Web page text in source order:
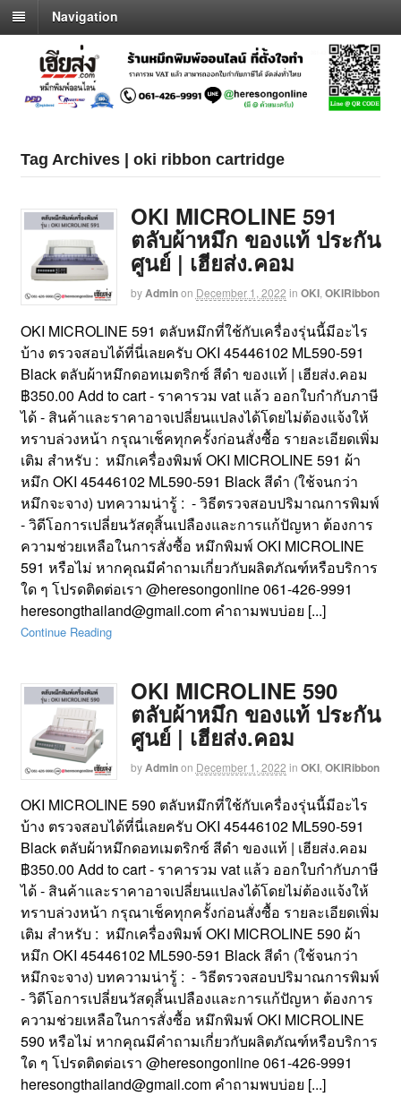
Navigation
Tag Archives | oki ribbon cartridge
OKI MICROLINE 591
ตลับผ้าหมึก ของแท้ ประกัน
ศูนย์ | เฮียส่ง.คอม
byAdminon December 1, 2022 in OKI, OKIRibbon
OKI MICROLINE 591 ตลับหมึกที่ใช้กับเครื่องรุ่นนี้มีอะไร
บ้าง ตรวจสอบได้ที่นี่เลยครับ OKI 45446102 ML590-591
Black ตลับผ้าหมึกดอทเมตริกซ์ สีดำ ของแท้ | เฮียส่ง.คอม
฿350.00 Add to cart - ราคารวม vat แล้ว ออกใบกำกับภาษี
ได้ - สินค้าและราคาอาจเปลี่ยนแปลงได้โดยไม่ต้องแจ้งให้
ทราบล่วงหน้า กรุณาเช็คทุกครั้งก่อนสั่งซื้อ รายละเอียดเพิ่ม
เติม สำหรับ : หมึกเครื่องพิมพ์ OKI MICROLINE 591 ผ้า
หมึก OKI 45446102 ML590-591 Black สีดำ (ใช้จนกว่า
หมึกจะจาง) บทความน่ารู้ : - วิธีตรวจสอบปริมาณการพิมพ์
- วิดีโอการเปลี่ยนวัสดุสิ้นเปลืองและการแก้ปัญหา ต้องการ
ความช่วยเหลือในการสั่งซื้อ หมึกพิมพ์ OKI MICROLINE
591 หรือไม่ หากคุณมีคำถามเกี่ยวกับผลิตภัณฑ์หรือบริการ
ใด ๆ โปรดติดต่อเรา @heresongonline 061-426-9991
heresongthailand@gmail.com คำถามพบบ่อย [...]
Continue Reading
OKI MICROLINE 590
ตลับผ้าหมึก ของแท้ ประกัน
ศูนย์ | เฮียส่ง.คอม
byAdminon December 1, 2022 in OKI, OKIRibbon
OKI MICROLINE 590 ตลับหมึกที่ใช้กับเครื่องรุ่นนี้มีอะไร
บ้าง ตรวจสอบได้ที่นี่เลยครับ OKI 45446102 ML590-591
Black ตลับผ้าหมึกดอทเมตริกซ์ สีดำ ของแท้ | เฮียส่ง.คอม
฿350.00 Add to cart - ราคารวม vat แล้ว ออกใบกำกับภาษี
ได้ - สินค้าและราคาอาจเปลี่ยนแปลงได้โดยไม่ต้องแจ้งให้
ทราบล่วงหน้า กรุณาเช็คทุกครั้งก่อนสั่งซื้อ รายละเอียดเพิ่ม
เติม สำหรับ : หมึกเครื่องพิมพ์ OKI MICROLINE 590 ผ้า
หมึก OKI 45446102 ML590-591 Black สีดำ (ใช้จนกว่า
หมึกจะจาง) บทความน่ารู้ : - วิธีตรวจสอบปริมาณการพิมพ์
- วิดีโอการเปลี่ยนวัสดุสิ้นเปลืองและการแก้ปัญหา ต้องการ
ความช่วยเหลือในการสั่งซื้อ หมึกพิมพ์ OKI MICROLINE
590 หรือไม่ หากคุณมีคำถามเกี่ยวกับผลิตภัณฑ์หรือบริการ
ใด ๆ โปรดติดต่อเรา @heresongonline 061-426-9991
heresongthailand@gmail.com คำถามพบบ่อย [...]